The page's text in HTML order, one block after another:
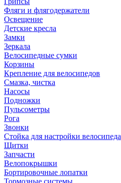
Фляги и флягодержатели
Освещение
Детские кресла
Замки
Зеркала
Велосипедные сумки
Корзины
Крепление для велосипедов
Смазка, чистка
Насосы
Подножки
Пульсометры
Рога
Звонки
Стойка для настройки велосипеда
Щитки
Запчасти
Велопокрышки
Бортировочные лопатки
Тормозные системы